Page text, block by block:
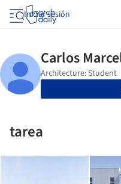
Iniciar sesión
tarea